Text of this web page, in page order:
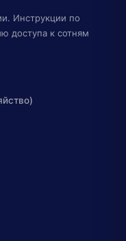
Инструкции по
доступа к сотням